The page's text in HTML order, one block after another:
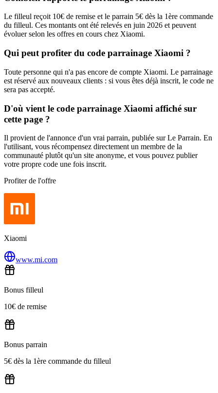
Le filleul reçoit 10€ de remise et le parrain 5€ dès la 1ère commande
du filleul. Ces montants ont été relevés en juin 2026 et peuvent
évoluer selon les offres en cours chez Xiaomi.
Qui peut profiter du code parrainage Xiaomi ?
Toute personne qui n'a pas encore de compte Xiaomi. Le parrainage
est réservé aux nouveaux clients : si vous êtes déjà inscrit, le code ne
sera pas accepté.
D'où vient le code parrainage Xiaomi affiché sur
cette page ?
Il provient de l'annonce d'un vrai parrain, publiée sur Le Parrain. En
l'utilisant, vous récompensez directement un membre de la
communauté plutôt qu'un site anonyme, et vous pouvez publier
votre propre code une fois inscrit.
Profiter de l'offre
Xiaomi
www.mi.com
Bonus filleul
10€ de remise
Bonus parrain
5€ dès la 1ère commande du filleul